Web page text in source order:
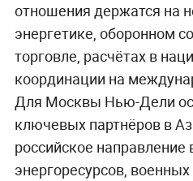
отношения держатся на
энергетике, оборонном
торговле, расчётах в
координации на
Для Москвы Нью-Дели
ключевых партнёров в
российское
энергоресурсов,